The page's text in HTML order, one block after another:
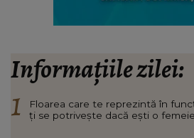
Informațiile zilei:
Floarea care te reprezintă în
ți se potrivește dacă ești o